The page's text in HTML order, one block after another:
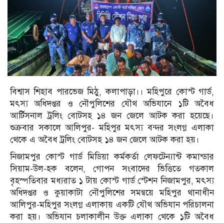
বিশ্বাস শিহাব পারভেজ মিঠু, কলাপাড়া।। মহিপুরে কোস্ট গার্ড,
মৎস্য অধিদপ্তর ও নৌপুলিশের যৌথ অভিযানে ১টি অবৈধ
আর্টিসনাল ট্রলিং বোটসহ ১৪ জন জেলে আটক করা হয়েছে।
শুক্রবার সকালে আলিপুর- মহিপুর মৎস্য বন্দর সংলগ্ন এলাকা
থেকে এ অবৈধ ট্রলিং বোটসহ ১৪ জন জেলে আটক করা হয়।
নিজামপুর কোস্ট গার্ড মিডিয়া কর্মকর্তা লেফটেন্যান্ট কমান্ডার
সিয়াম-উল-হক বলেন, গোপন সংবাদের ভিত্তিতে গতকাল
বৃহস্পতিবার মধ্যরাত ১ টায় কোস্ট গার্ড স্টেশন নিজামপুর, মৎস্য
অধিদপ্তর ও কুয়াকাটা নৌপুলিশের সমন্বয়ে মহিপুর থানাধীন
আলিপুর-মহিপুর সংলগ্ন এলাকায় একটি যৌথ অভিযান পরিচালনা
করা হয়। অভিযান চলাকালীন উক্ত এলাকা থেকে ১টি অবৈধ